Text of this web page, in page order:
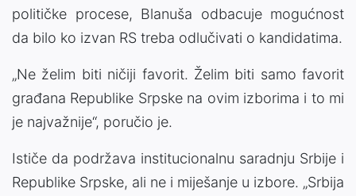
političke procese, Blanuša odbacuje mogućnost
da bilo ko izvan RS treba odlučivati o kandidatima.
„Ne želim biti ničiji favorit. Želim biti samo favorit
građana Republike Srpske na ovim izborima i to mi
je najvažnije“, poručio je.
Ističe da podržava institucionalnu saradnju Srbije i
Republike Srpske, ali ne i miješanje u izbore. „Srbija